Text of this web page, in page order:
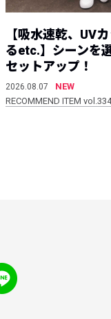
【吸水速乾、UV
るetc.】シーンを
セットアップ！
2026.08.07
NEW
RECOMMEND ITEM vol.334